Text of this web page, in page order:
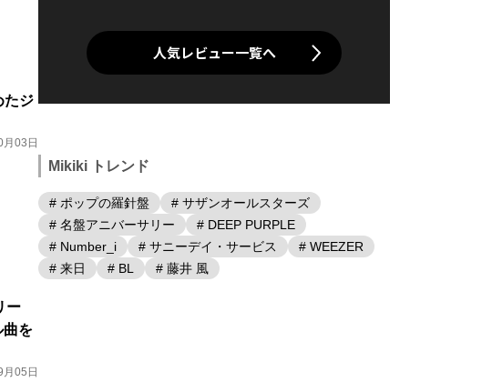
たジ
月03日
ー
曲を
05日
人気レビュー一覧へ
Mikiki トレンド
# ポップの羅針盤
# サザンオールスターズ
# 名盤アニバーサリー
# DEEP PURPLE
# Number_i
# サニーデイ・サービス
# WEEZER
# 来日
# BL # 藤井 風